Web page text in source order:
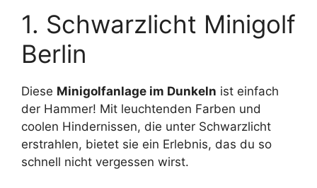
1. Schwarzlicht Minigolf
Berlin
Diese Minigolfanlage im Dunkeln ist einfach
der Hammer! Mit leuchtenden Farben und
coolen Hindernissen, die unter Schwarzlicht
erstrahlen, bietet sie ein Erlebnis, das du so
schnell nicht vergessen wirst.